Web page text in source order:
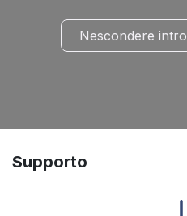
Nescondere intro
Supporto